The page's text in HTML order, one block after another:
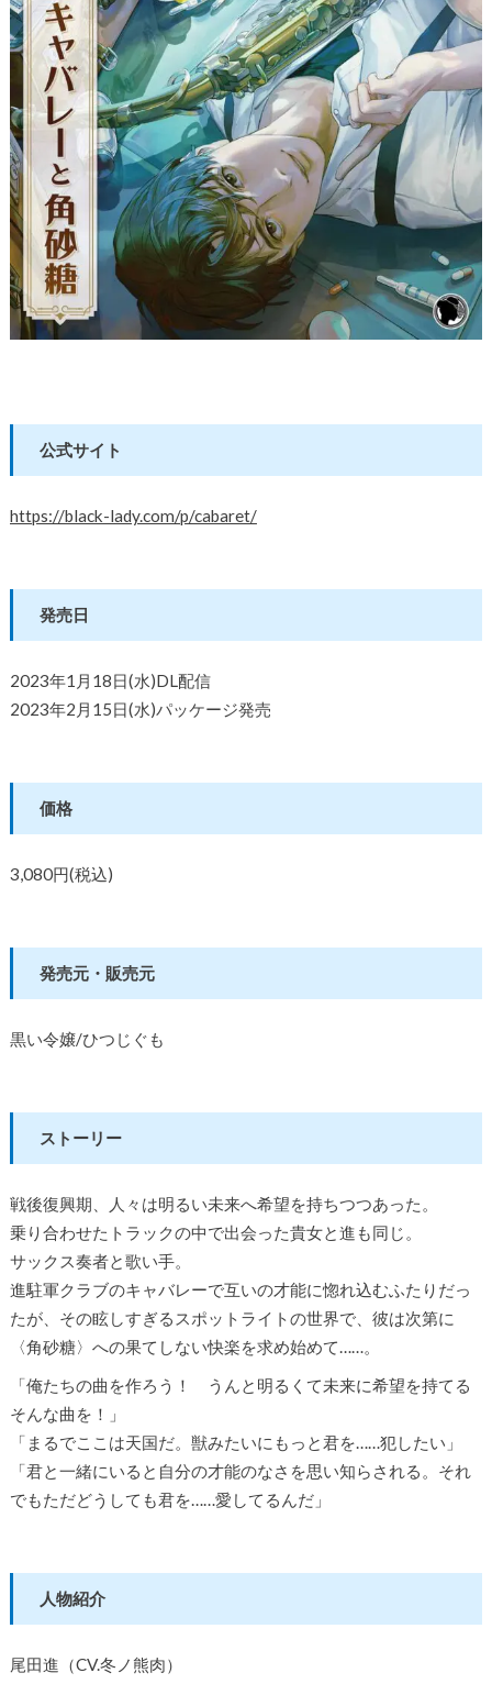
公式サイト
https://black-lady.com/p/cabaret/
発売日
2023年1月18日(水)DL配信
2023年2月15日(水)パッケージ発売
価格
3,080円(税込)
発売元・販売元
黒い令嬢/ひつじぐも
ストーリー
戦後復興期、人々は明るい未来へ希望を持ちつつあった。
乗り合わせたトラックの中で出会った貴女と進も同じ。
サックス奏者と歌い手。
進駐軍クラブのキャバレーで互いの才能に惚れ込むふたりだっ
たが、その眩しすぎるスポットライトの世界で、彼は次第に
〈角砂糖〉への果てしない快楽を求め始めて……。
「俺たちの曲を作ろう！ うんと明るくて未来に希望を持てる
そんな曲を！」
「まるでここは天国だ。獣みたいにもっと君を……犯したい」
「君と一緒にいると自分の才能のなさを思い知らされる。それ
でもただどうしても君を……愛してるんだ」
人物紹介
尾田進（CV.冬ノ熊肉）